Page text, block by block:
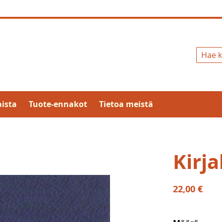
Tuote-ennakot Tietoa meistä
22,00 €